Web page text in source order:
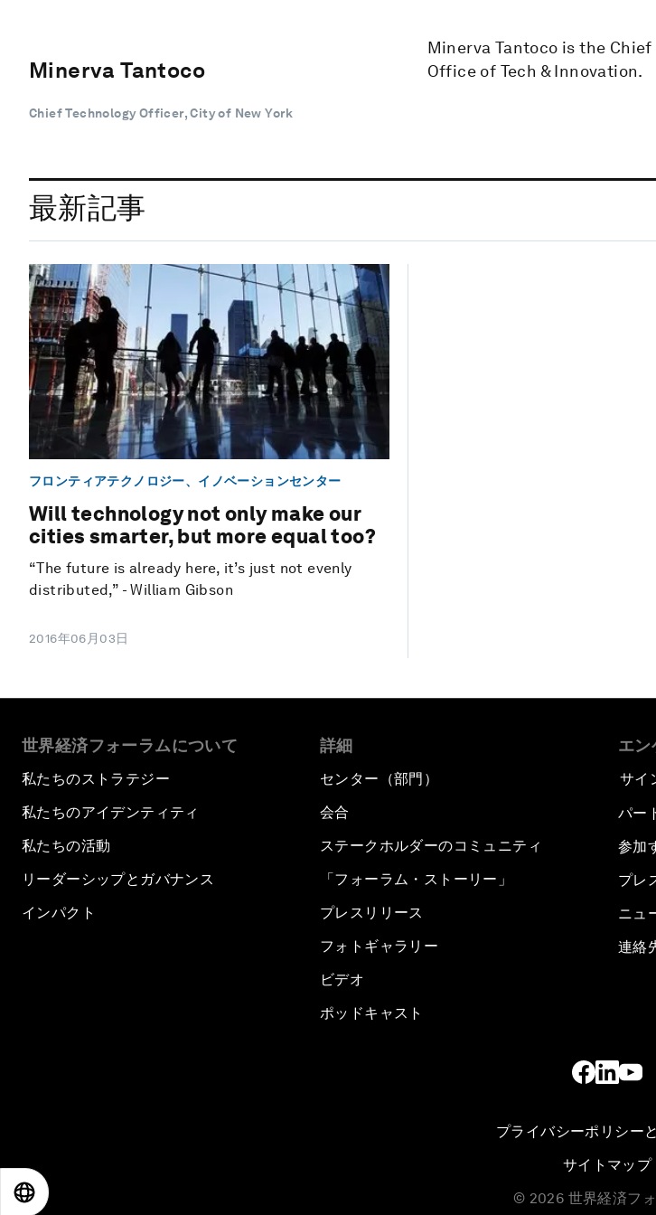
Minerva Tantoco
Chief Technology Officer, City of New York
Minerva Tantoco is the
Office of Tech & Innovation.
最新記事
フロンティアテクノロジー、イノベーションセンター
Will technology not only make our
cities smarter, but more equal too?
“The future is already here, it’s just not evenly
distributed,” - William Gibson
2016年06月03日
世界経済フォーラムについて
私たちのストラテジー
私たちのアイデンティティ
私たちの活動
リーダーシップとガバナンス
インパクト
詳細
センター（部門）
会合
ステークホルダーのコミュニティ
「フォーラム・ストーリー」
プレスリリース
フォトギャラリー
ビデオ
ポッドキャスト
エン
サイ
パー
参加
プレ
ニュ
連絡
プライバシーポリシー
サイトマップ
© 2026 世界経済フ